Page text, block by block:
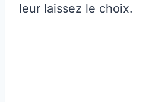
leur laissez le choix.